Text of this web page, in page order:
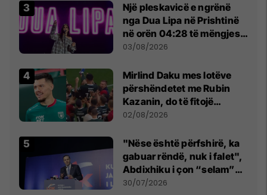
Një pleskavicë e ngrënë
nga Dua Lipa në Prishtinë
në orën 04:28 të mëngjesit
- dhe bota digjitale serbe
03/08/2026
Mirlind Daku mes lotëve
përshëndetet me Rubin
Kazanin, do të fitojë
miliona te Spartak Moska
02/08/2026
"Nëse është përfshirë, ka
gabuar rëndë, nuk i falet",
Abdixhiku i çon “selam”
Përparim Ramës
30/07/2026